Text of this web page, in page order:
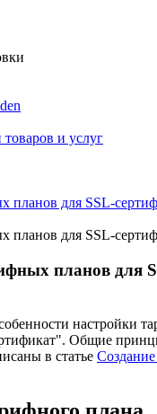
и услуг
планов для SSL-
планов для SSL-
планов для
настройки
Общие
в статье